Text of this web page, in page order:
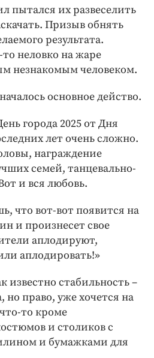
пытался их развеселить
Призыв обнять
результата.
неловко на жаре
незнакомым человеком.
основное действо.
города 2025 от Дня
лет очень сложно.
награждение
семей, танцевально-
и вся любовь.
что вот-вот появится на
и произнесет свое
аплодируют,
аплодировать!»
известно стабильность –
но право, уже хочется на
то кроме
и столиков с
и бумажками для